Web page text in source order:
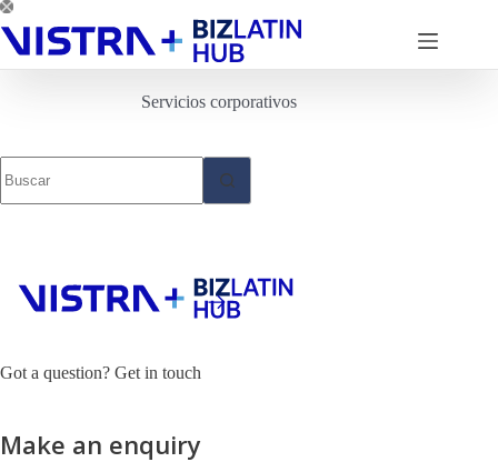
Saltar
al
contenido
Servicios corporativos
resultados
Got a question? Get in touch
Make an enquiry